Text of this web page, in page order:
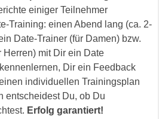
einiger Teilnehmer
Training: einen Abend lang (ca. 2-
Date-Trainer (für Damen) bzw.
Herren) mit Dir ein Date
Dir ein Feedback
individuellen Trainingsplan
entscheidest Du, ob Du
Erfolg garantiert!